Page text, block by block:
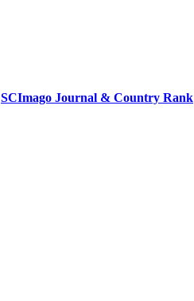
SCImago Journal & Country Rank